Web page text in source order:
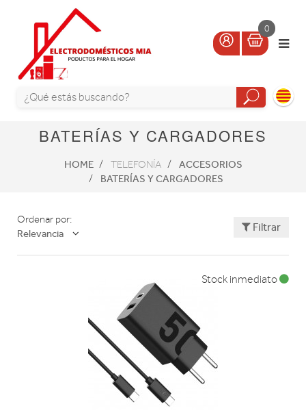
0
BATERÍAS Y CARGADORES
HOME TELEFONÍA
ACCESORIOS
BATERÍAS Y CARGADORES
Ordenar por:
Relevancia
Filtrar
Stock inmediato